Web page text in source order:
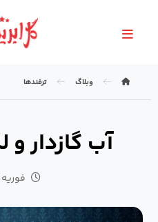
وبلاگ ترفندها
آب گازدار و
فوریه ۲۷, ۲۰۲۱